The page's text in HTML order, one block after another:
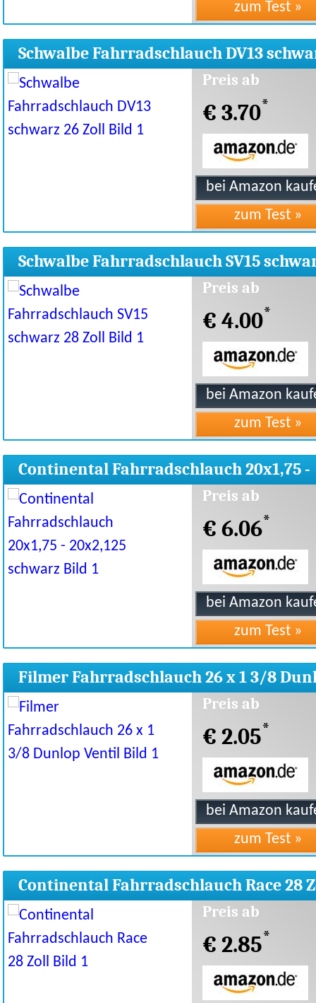
Schwalbe Fahrradschlauch DV13
26 Zoll
Preis ab
€ 3.70*
Schwalbe Fahrradschlauch SV15
28 Zoll
Preis ab
€ 4.00*
Continental Fahrradschlauch 20x1,75 -
20x2,125 schwarz
Preis ab
€ 6.06*
Filmer Fahrradschlauch 26 x 1 3/8
Ventil
Preis ab
€ 2.05*
Continental Fahrradschlauch Race 28
Preis ab
€ 2.85*